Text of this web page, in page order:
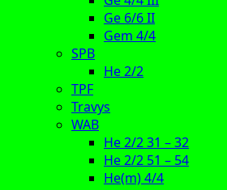
Ge 6/6 II
Gem 4/4
SPB
He 2/2
TPF
Travys
WAB
He 2/2 31 – 32
He 2/2 51 – 54
He(m) 4/4